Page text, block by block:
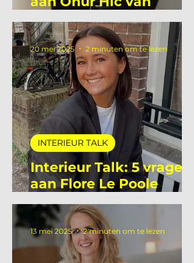
Interieur Talk: 5 vragen
aan Onur Hic van
Deltalight
Interieur Talk: 5 vragen
aan Flore Le Poole
stagiaire bij De
Interieur Club
INTERIEUR TALK
20 mei 2025 2 minuten om te lezen
13 mei 2025 2 minuten om te lezen